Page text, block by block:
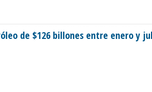
de $126 billones entre enero y